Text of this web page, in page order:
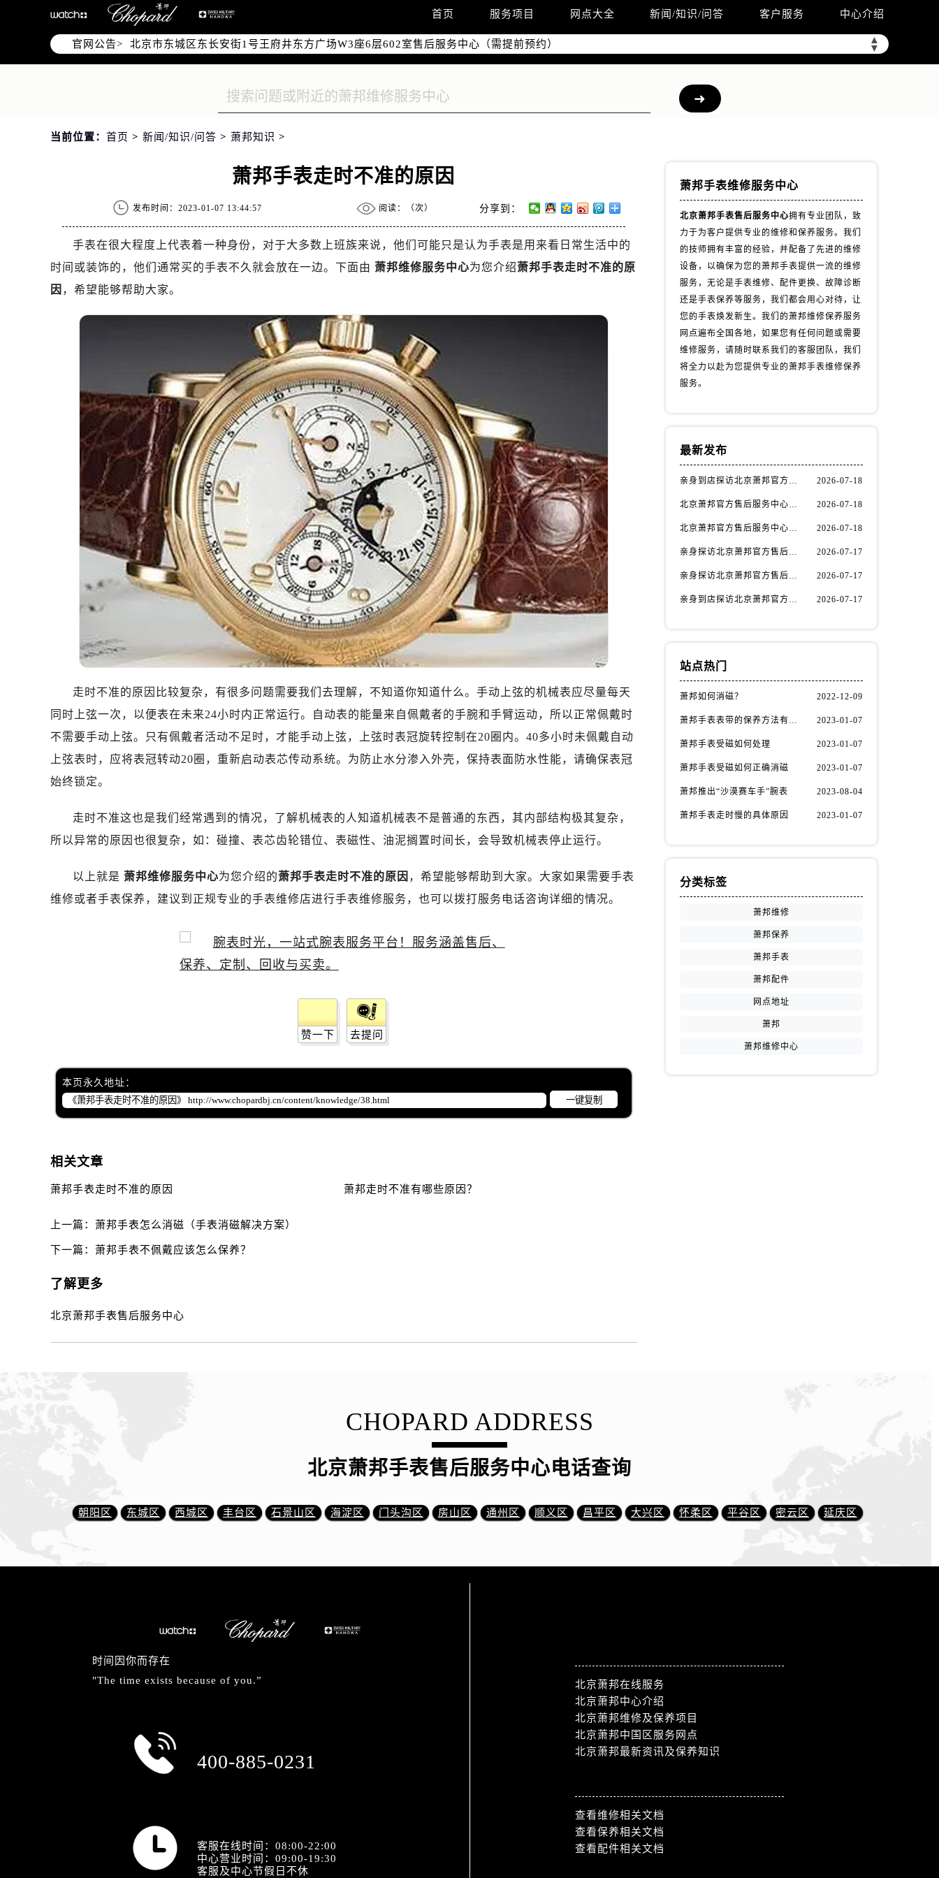
首页 服务项目 网点大全 新闻/知识/问答 客户服务 中心介绍
官网公告> ▲
▼
北京市朝阳区建国门外大街甲6号华熙国际中心写字楼D座11层1102室（需提前预约）
北京市朝阳区建国门外大街甲6号华熙国际中心D座11层1102室售后服务中心（需提前预约）
北京市东城区东长安街1号王府井东方广场W3座6层602室售后服务中心（需提前预约）
节假日正常营业！
当前位置： 首页 > 新闻/知识/问答 > 萧邦知识 >
萧邦手表走时不准的原因
发布时间：2023-01-07 13:44:57 阅读：（次） 分享到：
手表在很大程度上代表着一种身份，对于大多数上班族来说，他们可能只是认为手表是用来看日常生活中的
时间或装饰的，他们通常买的手表不久就会放在一边。下面由 萧邦维修服务中心为您介绍萧邦手表走时不准的原
因 ，希望能够帮助大家。
走时不准的原因比较复杂，有很多问题需要我们去理解，不知道你知道什么。手动上弦的机械表应尽量每天
同时上弦一次，以便表在未来24小时内正常运行。自动表的能量来自佩戴者的手腕和手臂运动，所以正常佩戴时
不需要手动上弦。只有佩戴者活动不足时，才能手动上弦，上弦时表冠旋转控制在20圈内。40多小时未佩戴自动
上弦表时，应将表冠转动20圈，重新启动表芯传动系统。为防止水分渗入外壳，保持表面防水性能，请确保表冠
始终锁定。
走时不准这也是我们经常遇到的情况，了解机械表的人知道机械表不是普通的东西，其内部结构极其复杂，
所以异常的原因也很复杂，如：碰撞、表芯齿轮错位、表磁性、油泥搁置时间长，会导致机械表停止运行。
以上就是 萧邦维修服务中心为您介绍的萧邦手表走时不准的原因 ，希望能够帮助到大家。大家如果需要手表
维修或者手表保养，建议到正规专业的手表维修店进行手表维修服务，也可以拨打服务电话咨询详细的情况。
赞一下 去提问
本页永久地址：
一键复制
相关文章
萧邦手表走时不准的原因 萧邦走时不准有哪些原因？
上一篇： 萧邦手表怎么消磁（手表消磁解决方案）
下一篇： 萧邦手表不佩戴应该怎么保养？
了解更多
北京萧邦手表售后服务中心
萧邦手表维修服务中心
北京萧邦手表售后服务中心拥有专业团队，致
力于为客户提供专业的维修和保养服务。我们
的技师拥有丰富的经验，并配备了先进的维修
设备，以确保为您的萧邦手表提供一流的维修
服务，无论是手表维修、配件更换、故障诊断
还是手表保养等服务，我们都会用心对待，让
您的手表焕发新生。我们的萧邦维修保养服务
网点遍布全国各地，如果您有任何问题或需要
维修服务，请随时联系我们的客服团队，我们
将全力以赴为您提供专业的萧邦手表维修保养
服务。
最新发布
亲身到店探访北京萧邦官方售后服务中心｜全新服务电话及详细维修地址（2026年7月最新） 2026-07-18
北京萧邦官方售后服务中心｜官方电话和详细网点地址权威信息公示（2026年7月最新） 2026-07-18
北京萧邦官方售后服务中心｜完整官方热线和详细地址权威信息公示（2026年7月最新） 2026-07-18
亲身探访北京萧邦官方售后服务中心｜网点地址及24小时热线（2026年7月最新） 2026-07-17
亲身探访北京萧邦官方售后服务中心｜最新官方地址和全部热线（2026年7月最新） 2026-07-17
亲身到店探访北京萧邦官方售后服务中心｜完整地址与24小时售后热线（2026年7月最新） 2026-07-17
站点热门
萧邦如何消磁？ 2022-12-09
萧邦手表表带的保养方法有哪些？ 2023-01-07
萧邦手表受磁如何处理 2023-01-07
萧邦手表受磁如何正确消磁 2023-01-07
萧邦推出“沙漠赛车手”腕表 2023-08-04
萧邦手表走时慢的具体原因 2023-01-07
分类标签
萧邦维修
萧邦保养
萧邦手表
萧邦配件
网点地址
萧邦
萧邦维修中心
CHOPARD ADDRESS
北京萧邦手表售后服务中心电话查询
朝阳区 东城区 西城区 丰台区 石景山区 海淀区 门头沟区 房山区 通州区 顺义区 昌平区 大兴区 怀柔区 平谷区 密云区 延庆区
时间因你而存在
"The time exists because of you.”
400-885-0231
客服在线时间：08:00-22:00
中心营业时间：09:00-19:30
客服及中心节假日不休
北京萧邦在线服务
北京萧邦中心介绍
北京萧邦维修及保养项目
北京萧邦中国区服务网点
北京萧邦最新资讯及保养知识
查看维修相关文档
查看保养相关文档
查看配件相关文档